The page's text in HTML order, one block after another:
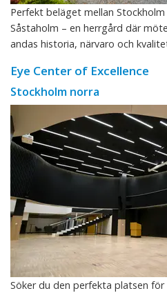
Perfekt beläget mellan
Såstaholm – en herrgård där
andas historia, närvaro och
Eye Center of Excellence
Stockholm norra
Söker du den perfekta platsen